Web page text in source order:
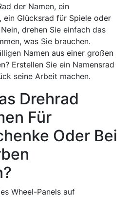
der Namen, ein
ein Glücksrad für Spiele oder
drehen Sie einfach das
was Sie brauchen.
Namen aus einer großen
Erstellen Sie ein Namensrad
seine Arbeit machen.
Drehrad
Für
Oder Bei
Wheel-Panels auf